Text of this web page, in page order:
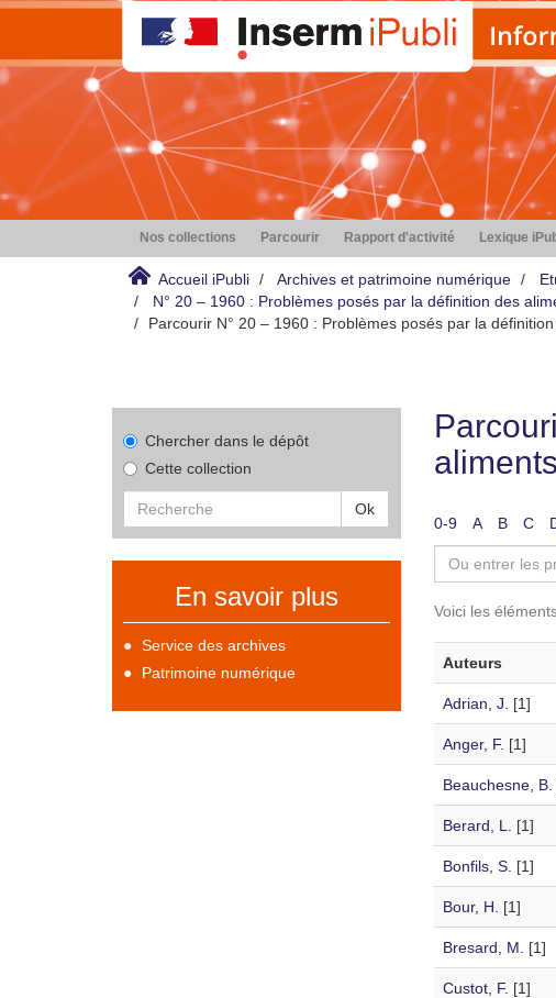
Nos collections Parcourir Rapport d'activité Lexique
Accueil iPubli Archives et patrimoine numérique
N° 20 – 1960 : Problèmes posés par la définition des
Parcourir N° 20 – 1960 : Problèmes posés par la
Chercher dans le dépôt
Cette collection
Ok
En savoir plus
Service des archives
Patrimoine numérique
0-9 A B C
Voici les
Auteurs
Adrian, J. [1]
Anger, F. [1]
Beauchesne, B.
Berard, L. [1]
Bonfils, S. [1]
Bour, H. [1]
Bresard, M. [1]
Custot, F. [1]